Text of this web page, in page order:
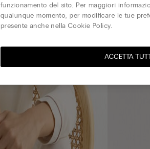
funzionamento del sito. Per maggiori
qualunque momento, per modificare le tue
presente anche nella Cookie Policy.
ACCETTA